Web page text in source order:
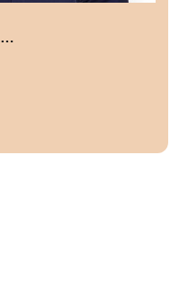
"Men Nayy Slim Fit French Cuff Formal Shirt "